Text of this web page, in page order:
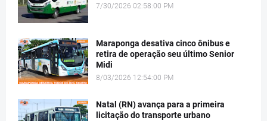
7/30/2026 02:58:00 PM
Maraponga desativa cinco ônibus e
retira de operação seu último Senior
Midi
8/03/2026 12:54:00 PM
Natal (RN) avança para a primeira
licitação do transporte urbano